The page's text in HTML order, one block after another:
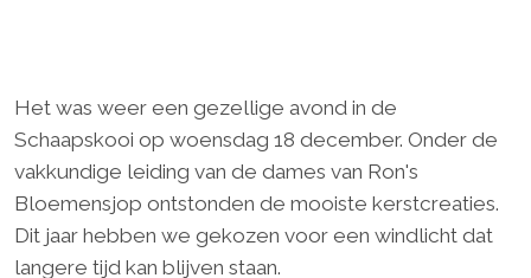
Het was weer een gezellige avond in de
Schaapskooi op woensdag 18 december. Onder de
vakkundige leiding van de dames van Ron's
Bloemensjop ontstonden de mooiste kerstcreaties.
Dit jaar hebben we gekozen voor een windlicht dat
langere tijd kan blijven staan.